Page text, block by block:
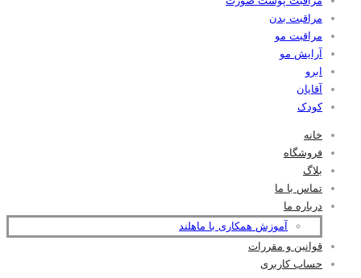
مراقبت بدن
مراقبت مو
آرایش مو
ابرو
آقایان
کودک
خانه
فروشگاه
بلاگ
تماس با ما
درباره ما
آموزش همکاری با ماهلند
قوانین و مقررات
حساب کاربری